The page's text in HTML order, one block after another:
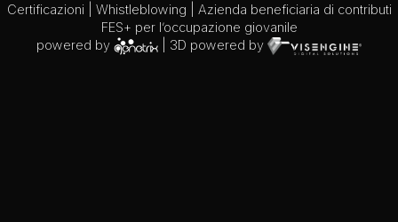
Certificazioni
Whistleblowing | Azienda beneficiaria di contributi
FES+ per l’occupazione giovanile
powered by
| 3D powered by